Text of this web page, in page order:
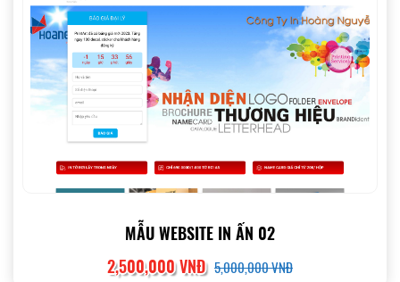
MẪU WEBSITE IN ẤN 02
2,500,000 VNĐ 5,000,000 VNĐ